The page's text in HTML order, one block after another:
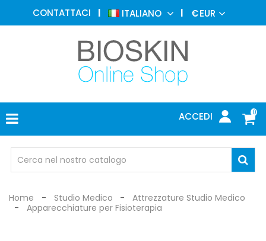
CONTATTACI ITALIANO €EUR
0
ACCEDI
MEDICINA
ESTETICA
DERMATOLOGIA
FOTOTERAPIA
ELETTROMEDICALI
MEDICO
OCCHIALI
DI
Home Studio Medico
Attrezzature Studio Medico
Apparecchiature per Fisioterapia